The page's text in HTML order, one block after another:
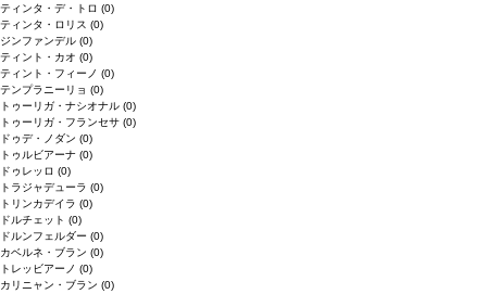
ティンタ・デ・トロ (0)
ティンタ・ロリス (0)
ジンファンデル (0)
ティント・カオ (0)
ティント・フィーノ (0)
テンプラニーリョ (0)
トゥーリガ・ナシオナル (0)
トゥーリガ・フランセサ (0)
ドゥデ・ノダン (0)
トゥルビアーナ (0)
ドゥレッロ (0)
トラジャデューラ (0)
トリンカデイラ (0)
ドルチェット (0)
ドルンフェルダー (0)
カベルネ・ブラン (0)
トレッビアーノ (0)
カリニャン・ブラン (0)